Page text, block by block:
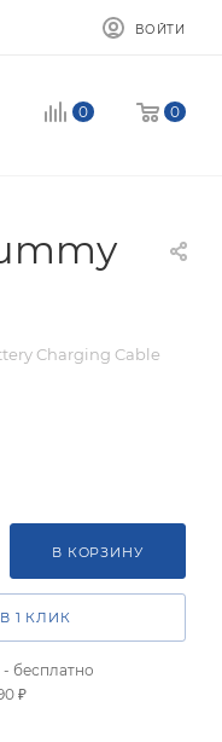
ВОЙТИ
0 0
Charging Cable
В КОРЗИНУ
1 КЛИК
бесплатно
₽